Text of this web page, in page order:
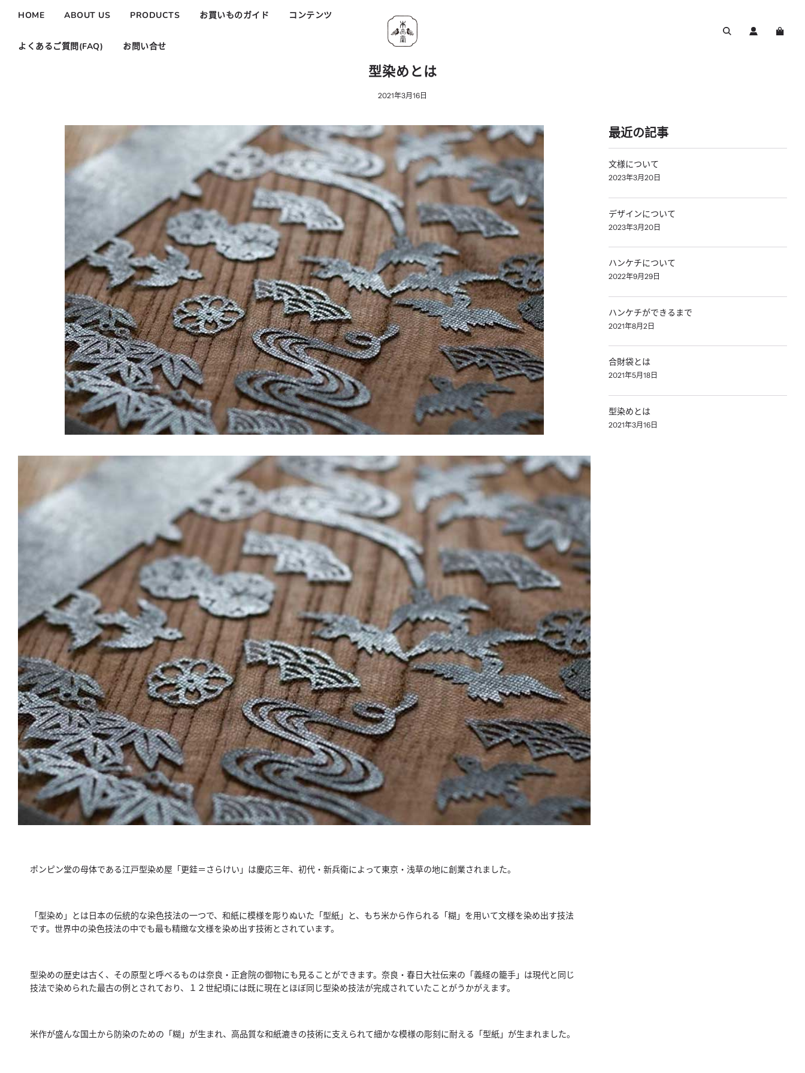
HOME ABOUT US PRODUCTS お買いものガイド コンテンツ
よくあるご質問(FAQ) お問い合せ
型染めとは
2021年3月16日
ポンピン堂の母体である江戸型染め屋「更銈＝さらけい」は慶応三年、初代・新兵衛によって東京・浅草の地に創業されました。
「型染め」とは日本の伝統的な染色技法の一つで、和紙に模様を彫りぬいた「型紙」と、もち米から作られる「糊」を用いて文様を染め出す技法
です。世界中の染色技法の中でも最も精緻な文様を染め出す技術とされています。
型染めの歴史は古く、その原型と呼べるものは奈良・正倉院の御物にも見ることができます。奈良・春日大社伝来の「義経の籠手」は現代と同じ
技法で染められた最古の例とされており、１２世紀頃には既に現在とほぼ同じ型染め技法が完成されていたことがうかがえます。
米作が盛んな国土から防染のための「糊」が生まれ、高品質な和紙漉きの技術に支えられて細かな模様の彫刻に耐える「型紙」が生まれました。
最近の記事
文様について
2023年3月20日
デザインについて
2023年3月20日
ハンケチについて
2022年9月29日
ハンケチができるまで
2021年8月2日
合財袋とは
2021年5月18日
型染めとは
2021年3月16日